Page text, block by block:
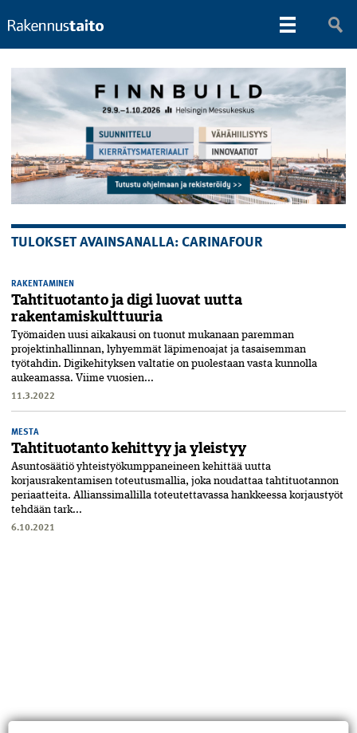
TULOKSET AVAINSANALLA: CARINAFOUR
RAKENTAMINEN
Tahtituotanto ja digi luovat uutta
rakentamiskulttuuria
Työmaiden uusi aikakausi on tuonut mukanaan paremman
projektinhallinnan, lyhyemmät läpimenoajat ja tasaisemman
työtahdin. Digikehityksen valtatie on puolestaan vasta kunnolla
aukeamassa. Viime vuosien...
11.3.2022
MESTA
Tahtituotanto kehittyy ja yleistyy
Asuntosäätiö yhteistyökumppaneineen kehittää uutta
korjausrakentamisen toteutusmallia, joka noudattaa tahtituotannon
periaatteita. Allianssimallilla toteutettavassa hankkeessa korjaustyöt
tehdään tark...
6.10.2021